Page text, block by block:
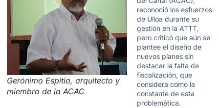
Gerónimo Espitia, arquitecto y
miembro de la ACAC
reconoció los esfuerzos
de Ulloa durante su
gestión en la ATTT,
pero criticó que aún se
plantee el diseño de
nuevos planes sin
destacar la falta de
fiscalización, que
considera como la
constante de esta
problemática.